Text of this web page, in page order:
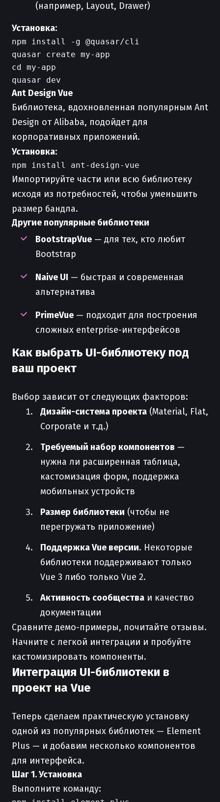
(например, Layout, Drawer)
Установка:
npm install -g @quasar/cli
quasar create my-app
cd my-app
Ant Design Vue
Библиотека, вдохновленная популярным Ant
Design от Alibaba, подойдет для
корпоративных приложений.
Установка:
Импортируйте части или всю библиотеку
исходя из потребностей, чтобы уменьшить
размер бандла.
Другие популярные библиотеки
BootstrapVue — для тех, кто любит
Bootstrap
Naive UI — быстрая и современная
альтернатива
PrimeVue — подходит для построения
сложных enterprise-интерфейсов
Как выбрать UI-библиотеку под
ваш проект
Выбор зависит от следующих факторов:
Дизайн-система проекта (Material, Flat,
Corporate и т.д.)
Требуемый набор компонентов —
нужна ли расширенная таблица,
кастомизация форм, поддержка
мобильных устройств
Размер библиотеки (чтобы не
перегружать приложение)
Поддержка Vue версии. Некоторые
библиотеки поддерживают только
Vue 3 либо только Vue 2.
Активность сообщества и качество
документации
Сравните демо-примеры, почитайте отзывы.
Начните с легкой интеграции и пробуйте
кастомизировать компоненты.
Интеграция UI-библиотеки в
проект на Vue
Теперь сделаем практическую установку
одной из популярных библиотек — Element
Plus — и добавим несколько компонентов
для интерфейса.
Шаг 1. Установка
Выполните команду: